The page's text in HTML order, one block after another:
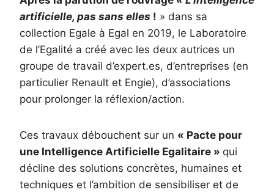
artificielle, pas sans elles ! » dans sa
collection Egale à Egal en 2019, le Laboratoire
de l’Egalité a créé avec les deux autrices un
groupe de travail d’expert.es, d’entreprises (en
particulier Renault et Engie), d’associations
pour prolonger la réflexion/action.
Ces travaux débouchent sur un « Pacte pour
une Intelligence Artificielle Egalitaire » qui
décline des solutions concrètes, humaines et
techniques et l’ambition de sensibiliser et de